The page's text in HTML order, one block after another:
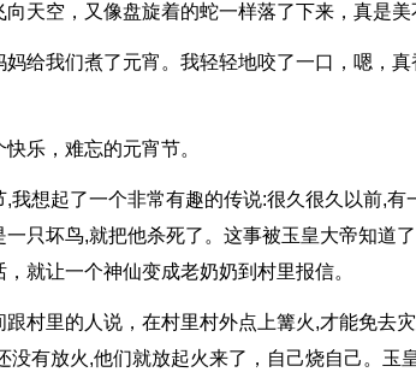
天空，又像盘旋着的蛇一样落了下来，真是美
妈给我们煮了元宵。我轻轻地咬了一口，嗯，
乐，难忘的元宵节。
,我想起了一个非常有趣的传说:很久很久以前,
一只坏鸟,就把他杀死了。这事被玉皇大帝知道
就让一个神仙变成老奶奶到村里报信。
跟村里的人说，在村里村外点上篝火,才能免去
没有放火,他们就放起火来了，自己烧自己。玉